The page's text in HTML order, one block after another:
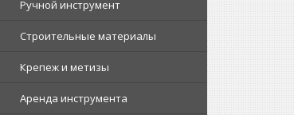
Ручной инструмент
Строительные материалы
Крепеж и метизы
Аренда инструмента